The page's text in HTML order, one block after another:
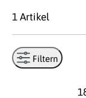
1 Artikel
Filtern